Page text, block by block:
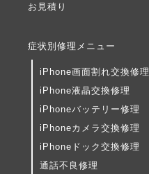
お見積り
症状別修理メニュー
iPhone画面割れ交換修理
iPhone液晶交換修理
iPhoneバッテリー修理
iPhoneカメラ交換修理
iPhoneドック交換修理
通話不良修理